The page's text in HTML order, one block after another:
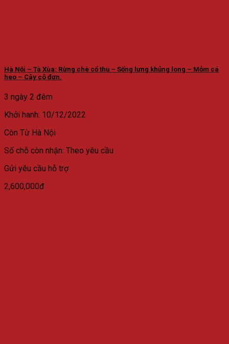
Hà Nội – Tà Xùa: Rừng chè cổ thụ – Sống lưng khủng long – Mỏm cá
heo – Cây cô đơn.
3 ngày 2 đêm
Khởi hanh: 10/12/2022
Còn Từ Hà Nội
Số chỗ còn nhận: Theo yêu cầu
Gửi yêu cầu hỗ trợ
2,600,000đ